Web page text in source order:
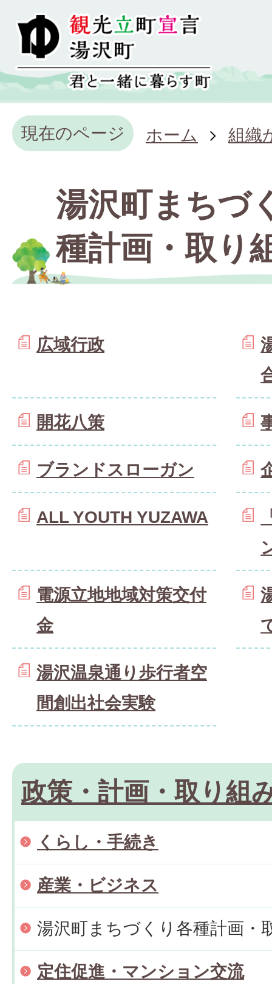
現在のページ ホーム 組織
湯沢町まちづ
種計画・取り
広域行政
開花八策
ブランドスローガン
ALL YOUTH YUZAWA
電源立地地域対策交付
金
湯沢温泉通り歩行者空
間創出社会実験
政策・計画・取り組
くらし・手続き
産業・ビジネス
湯沢町まちづくり各種計画・
定住促進・マンション交流